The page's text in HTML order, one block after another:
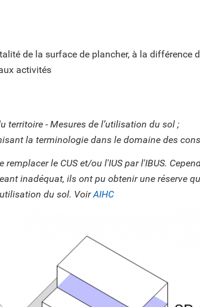
de la surface de plancher, à la différence
activités
territoire - Mesures de l’utilisation du sol ;
la terminologie dans le domaine des
remplacer le CUS et/ou l'IUS par l'IBUS.
inadéquat, ils ont pu obtenir une réserve
du sol. VoirAIHC